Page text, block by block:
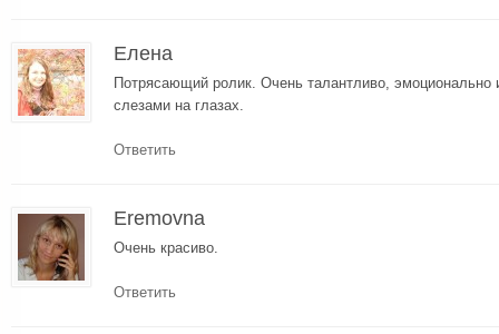
Елена
Потрясающий ролик. Очень талантливо, эмоционально
слезами на глазах.
Ответить
Eremovna
Очень красиво.
Ответить